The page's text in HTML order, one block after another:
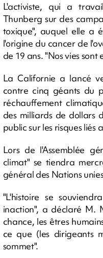
L'activiste, qui a
Thunberg sur des
toxique", auquel elle a
l'origine du cancer de
de 19 ans. "Nos vies sont
La Californie a lancé
contre cinq géants du
réchauffement
des milliards de dollars
public sur les risques liés
Lors de l'Assemblée
climat" se tiendra
général des Nations
"L'histoire se
inaction", a déclaré M.
chance, les êtres
ce que (les dirigeants
sommet".